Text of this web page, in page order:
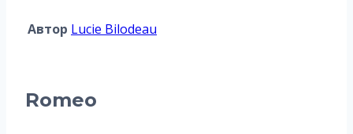
Автор Lucie Bilodeau
Romeo